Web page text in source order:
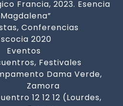
Francia, 2023. Esencia
Conferencias
2020
Eventos
Festivales
Dama Verde,
Zamora
12 12 12 (Lourdes,